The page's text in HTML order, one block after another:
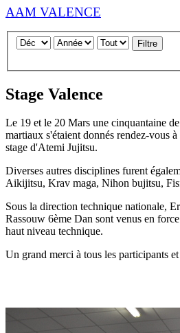
AAM VALENCE
Filtre
Stage Valence
Le 19 et le 20 Mars une cinquantaine
martiaux s'étaient donnés rendez-vous
stage d'Atemi Jujitsu.
Diverses autres disciplines furent
Aikijitsu, Krav maga, Nihon bujitsu,
Sous la direction technique nationale,
Rassouw 6ème Dan sont venus en
haut niveau technique.
Un grand merci à tous les participants